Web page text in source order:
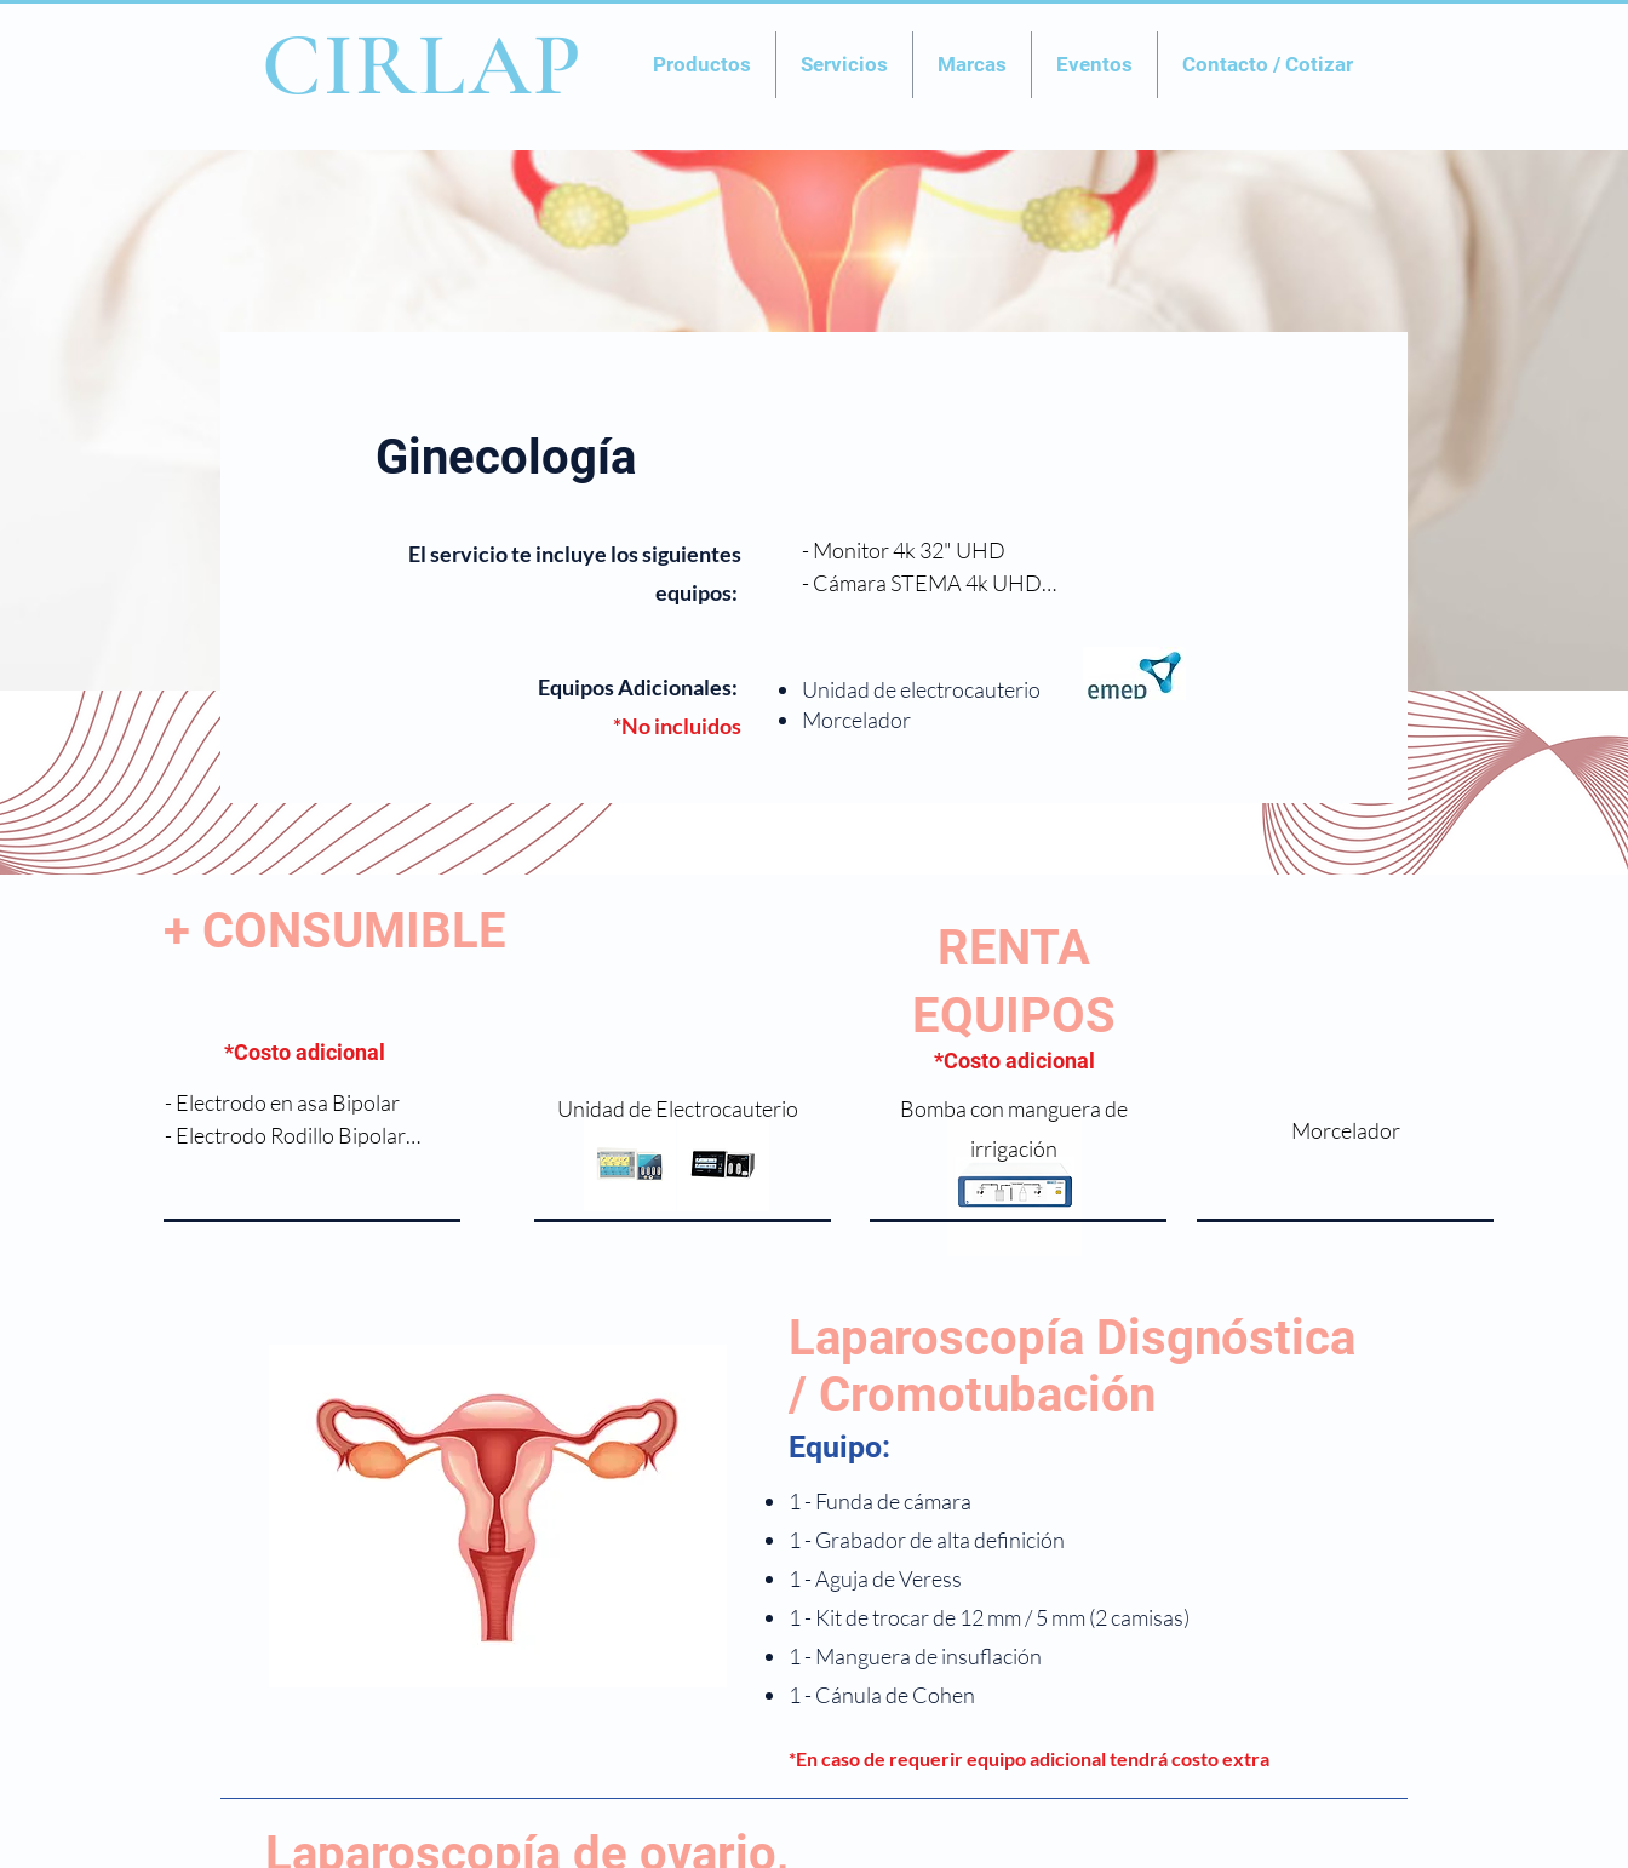
CIRLAP Productos Servicios Marcas Eventos Contacto / Cotizar
Ginecología
El servicio te incluye los siguientes
equipos:
- Monitor 4k 32" UHD
- Cámara STEMA 4k UHD
- Óptica 10mm 30° UHD
- Óptica 5mm 30° UHD
Equipos Adicionales:
*No incluidos
Unidad de electrocauterio
Morcelador
+ CONSUMIBLE
*Costo adicional
Unidad de Electrocauterio
- Electrodo en asa Bipolar
- Electrodo Rodillo Bipolar
RENTA
EQUIPOS
*Costo adicional
Bomba con manguera de
irrigación
Morcelador
Laparoscopía Disgnóstica
/ Cromotubación
Equipo:
1 - Funda de cámara
1 - Grabador de alta definición
1 - Aguja de Veress
1 - Kit de trocar de 12 mm / 5 mm (2 camisas)
1 - Manguera de insuflación
1 - Cánula de Cohen
*En caso de requerir equipo adicional tendrá costo extra
Laparoscopía de ovario,